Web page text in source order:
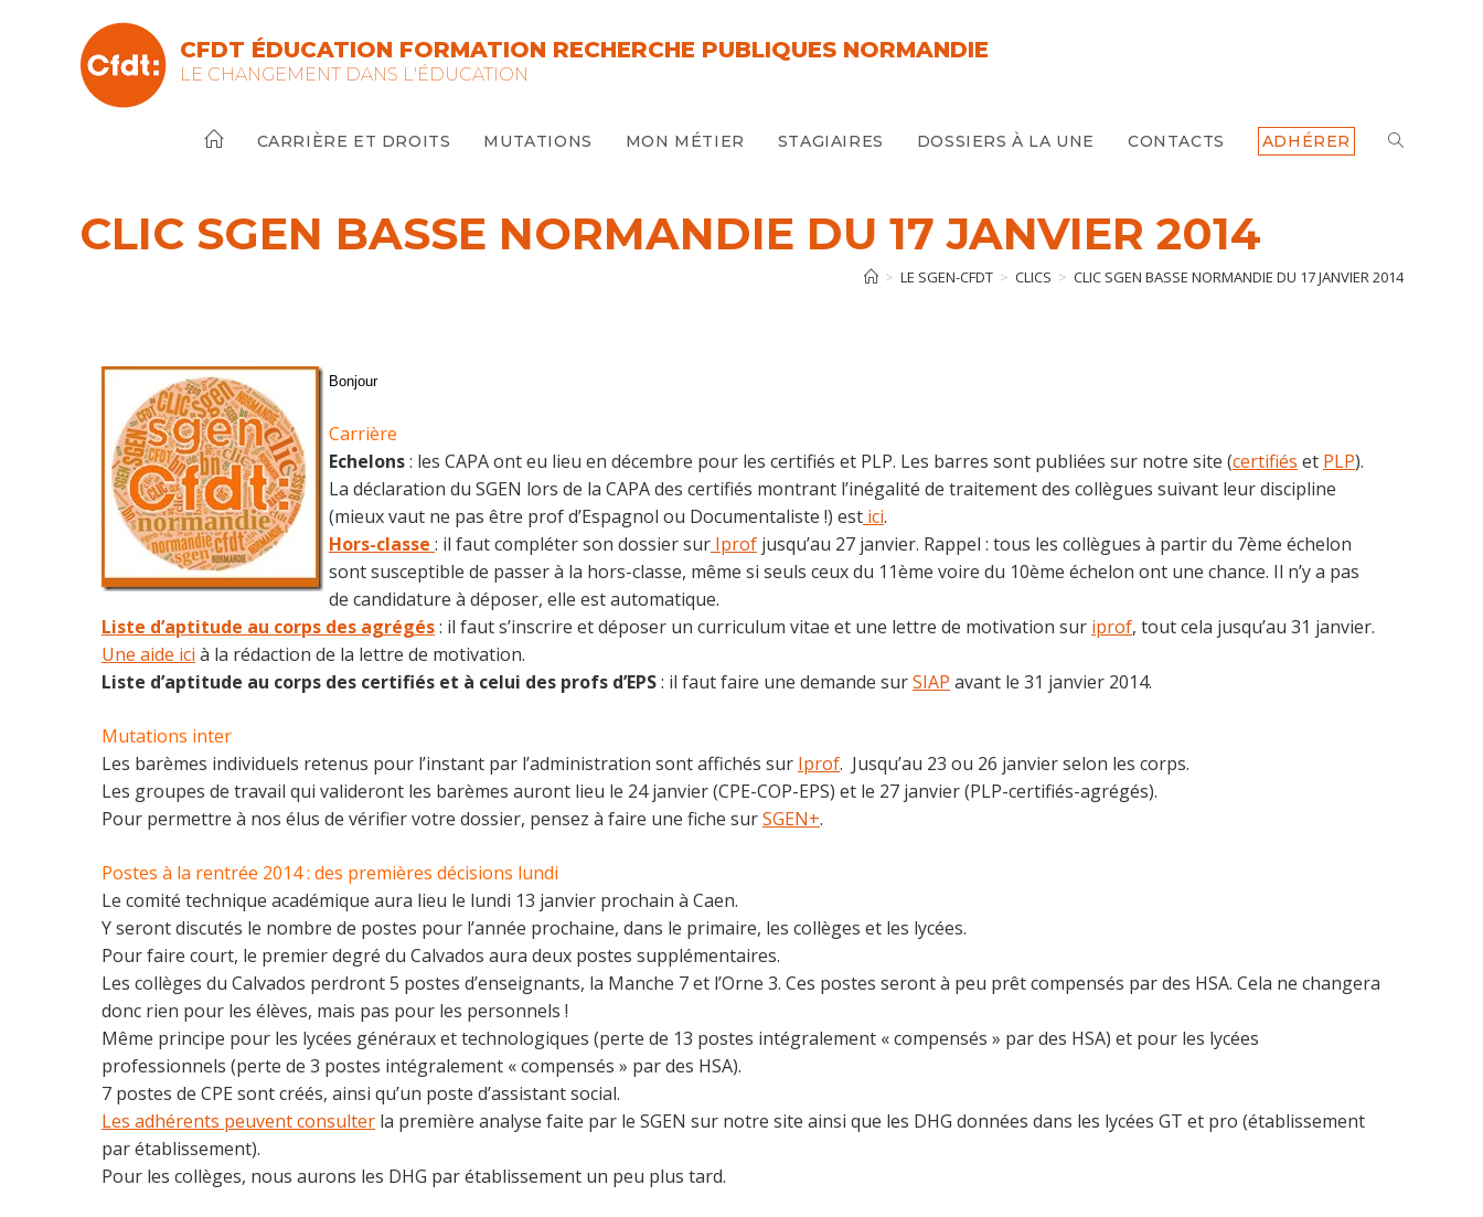
CFDT ÉDUCATION FORMATION RECHERCHE PUBLIQUES NORMANDIE
LE CHANGEMENT DANS L'ÉDUCATION
CARRIÈRE ET DROITS MUTATIONS MON MÉTIER STAGIAIRES DOSSIERS À LA UNE CONTACTS ADHÉRER TOGGLE
SEARCH
CLIC SGEN BASSE NORMANDIE DU 17 JANVIER 2014
> LE SGEN-CFDT > CLICS > CLIC SGEN BASSE NORMANDIE DU 17 JANVIER 2014
Bonjour
Carrière
Echelons: les CAPA ont eu lieu en décembre pour les certifiés et PLP. Les barres sont publiées sur notre site (certifiés et PLP).
La déclaration du SGEN lors de la CAPA des certifiés montrant l’inégalité de traitement des collègues suivant leur discipline
(mieux vaut ne pas être prof d’Espagnol ou Documentaliste !) est ici.
Hors-classe : il faut compléter son dossier sur Iprof jusqu’au 27 janvier. Rappel : tous les collègues à partir du 7ème échelon
sont susceptible de passer à la hors-classe, même si seuls ceux du 11ème voire du 10ème échelon ont une chance. Il n’y a pas
de candidature à déposer, elle est automatique.
Liste d’aptitude au corps des agrégés: il faut s’inscrire et déposer un curriculum vitae et une lettre de motivation sur iprof, tout cela jusqu’au 31 janvier.
Une aide ici à la rédaction de la lettre de motivation.
Liste d’aptitude au corps des certifiés et à celui des profs d’EPS: il faut faire une demande surSIAP avant le 31 janvier 2014.
Mutations inter
Les barèmes individuels retenus pour l’instant par l’administration sont affichés sur Iprof. Jusqu’au 23 ou 26 janvier selon les corps.
Les groupes de travail qui valideront les barèmes auront lieu le 24 janvier (CPE-COP-EPS) et le 27 janvier (PLP-certifiés-agrégés).
Pour permettre à nos élus de vérifier votre dossier, pensez à faire une fiche surSGEN+.
Postes à la rentrée 2014 : des premières décisions lundi
Le comité technique académique aura lieu le lundi 13 janvier prochain à Caen.
Y seront discutés le nombre de postes pour l’année prochaine, dans le primaire, les collèges et les lycées.
Pour faire court, le premier degré du Calvados aura deux postes supplémentaires.
Les collèges du Calvados perdront 5 postes d’enseignants, la Manche 7 et l’Orne 3. Ces postes seront à peu prêt compensés par des HSA. Cela ne changera
donc rien pour les élèves, mais pas pour les personnels !
Même principe pour les lycées généraux et technologiques (perte de 13 postes intégralement « compensés » par des HSA) et pour les lycées
professionnels (perte de 3 postes intégralement « compensés » par des HSA).
7 postes de CPE sont créés, ainsi qu’un poste d’assistant social.
Les adhérents peuvent consulter la première analyse faite par le SGEN sur notre site ainsi que les DHG données dans les lycées GT et pro (établissement
par établissement).
Pour les collèges, nous aurons les DHG par établissement un peu plus tard.